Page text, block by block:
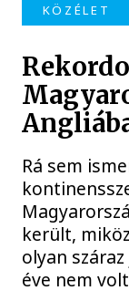
KÖZÉLET
Rá sem
került,
olyan
éve nem